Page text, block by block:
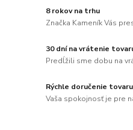
8 rokov na trhu
Značka Kameník Vás
30 dní na vrátenie
Predĺžili sme dobu na
Rýchle doručenie tovaru
Vaša spokojnosť je pre